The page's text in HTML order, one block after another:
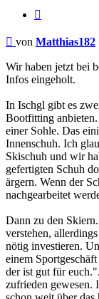
Beitrag
von Matthias182
Wir haben jetzt bei
Infos eingeholt.
In Ischgl gibt es
Bootfitting
einer Sohle. Das
Innenschuh. Ich
Skischuh und wir
gefertigten Schuh
ärgern. Wenn der
nachgearbeitet
Dann zu den
verstehen,
nötig investieren.
einem
der ist gut für
zufrieden gewesen.